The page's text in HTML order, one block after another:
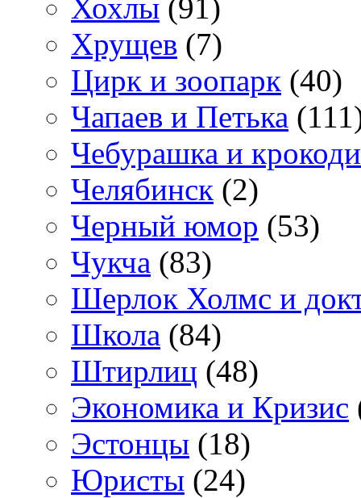
Хохлы (91)
Хрущев (7)
Цирк и зоопарк (40)
Чапаев и Петька
Чебурашка и
Челябинск (2)
Черный юмор (53)
Чукча (83)
Шерлок Холмс и
Школа (84)
Штирлиц (48)
Экономика и Кризис
Эстонцы (18)
Юристы (24)